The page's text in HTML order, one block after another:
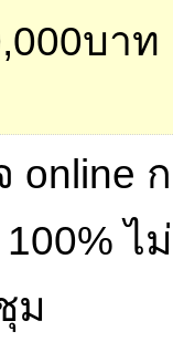
บาท
online
100% ไ
ม